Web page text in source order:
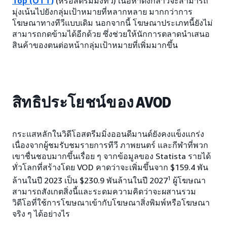
มุ่งเน้นไปยังกลุ่มเป้าหมายที่หลากหลาย มากกว่าการ
โฆษณาทางทีวีแบบเดิม นอกจากนี้ โฆษณาประเภทนี้ยังไม่
สามารถกดข้ามได้อีกด้วย ซึ่งช่วยให้นักการตลาดนำเสนอ
สินค้าของตนต่อหน้ากลุ่มเป้าหมายที่เพิ่มมากขึ้น
สิทธิประโยชน์ของ AVOD
กระแสหลักในวิดีโอสตรีมมิ่งออนดีมานด์ยังคงแข็งแกร่ง
เนื่องจากผู้ชมรับชมรายการทีวี ภาพยนตร์ และกีฬาที่พวก
เขาชื่นชอบมากขึ้นเรื่อย ๆ จากข้อมูลของ Statista รายได้
ทั่วโลกที่สร้างโดย VOD คาดว่าจะเพิ่มขึ้นจาก $159.4 พัน
ล้านในปี 2023 เป็น $230.9 พันล้านในปี 20271 ผู้โฆษณา
สามารถสังเกตสิ่งนี้และระดมความคิดว่าจะผสานรวม
วิดีโอที่ใช้การโฆษณาเข้ากับโฆษณาสิ่งพิมพ์หรือโฆษณา
จริง ๆ ได้อย่างไร